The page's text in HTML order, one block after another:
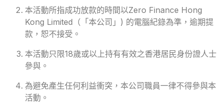
本活動所指成功放款的時間以Zero Finance Hong
Kong Limited（「本公司」) 的電腦紀錄為準，逾期提
款，恕不接受。
本活動只限18歲或以上持有有效之香港居民身份證人士
參與。
為避免產生任何利益衝突，本公司職員一律不得參與本
活動。